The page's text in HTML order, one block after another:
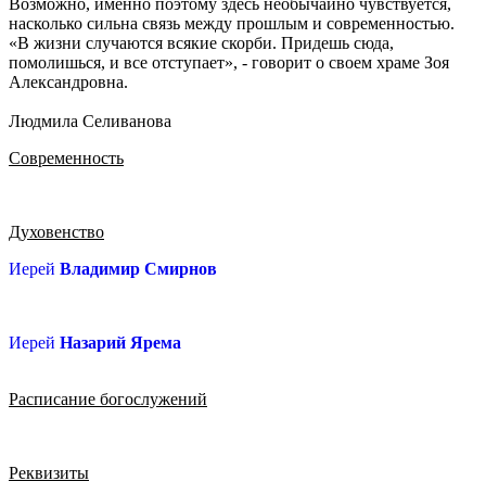
Возможно, именно поэтому здесь необычайно чувствуется,
насколько сильна связь между прошлым и современностью.
«В жизни случаются всякие скорби. Придешь сюда,
помолишься, и все отступает», - говорит о своем храме Зоя
Александровна.
Людмила Селиванова
Современность
Духовенство
Иерей Владимир Смирнов
Иерей Назарий Ярема
Расписание богослужений
Реквизиты